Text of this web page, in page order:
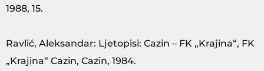
1988, 15.
Ravlić, Aleksandar: Ljetopisi: Cazin – FK „Krajina“, FK
„Krajina“ Cazin, Cazin, 1984.